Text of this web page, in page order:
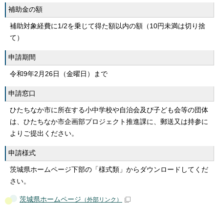
補助金の額
補助対象経費に1/2を乗じて得た額以内の額（10円未満は切り捨
て）
申請期間
令和9年2月26日（金曜日）まで
申請窓口
ひたちなか市に所在する小中学校や自治会及び子ども会等の団体
は、ひたちなか市企画部プロジェクト推進課に、郵送又は持参に
よりご提出ください。
申請様式
茨城県ホームページ下部の「様式類」からダウンロードしてくだ
さい。
茨城県ホームページ （外部リンク）